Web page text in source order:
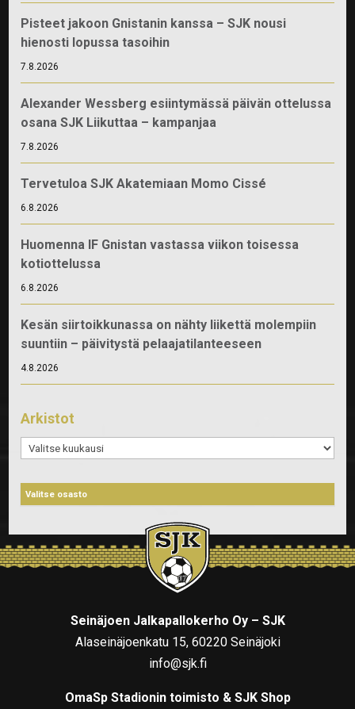
Pisteet jakoon Gnistanin kanssa – SJK nousi
hienosti lopussa tasoihin
7.8.2026
Alexander Wessberg esiintymässä päivän ottelussa
osana SJK Liikuttaa – kampanjaa
7.8.2026
Tervetuloa SJK Akatemiaan Momo Cissé
6.8.2026
Huomenna IF Gnistan vastassa viikon toisessa
kotiottelussa
6.8.2026
Kesän siirtoikkunassa on nähty liikettä molempiin
suuntiin – päivitystä pelaajatilanteeseen
4.8.2026
Arkistot
Arkistot
Seinäjoen Jalkapallokerho Oy – SJK
Alaseinäjoenkatu 15, 60220 Seinäjoki
info@sjk.fi
OmaSp Stadionin toimisto & SJK Shop